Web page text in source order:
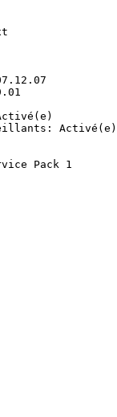
Activé(e)
Pack 1